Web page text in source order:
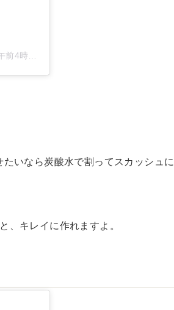
分PDT
いなら炭酸水で割ってスカッシュに
キレイに作れますよ。